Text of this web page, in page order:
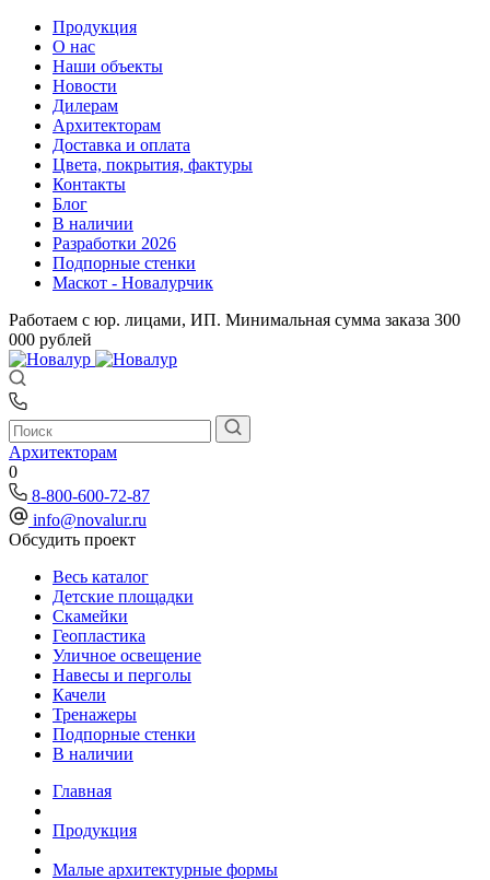
Продукция
О нас
Наши объекты
Новости
Дилерам
Архитекторам
Доставка и оплата
Цвета, покрытия, фактуры
Контакты
Блог
В наличии
Разработки 2026
Подпорные стенки
Маскот - Новалурчик
Работаем с юр. лицами, ИП. Минимальная сумма заказа 300
000 рублей
Архитекторам
0
8-800-600-72-87
info@novalur.ru
Обсудить проект
Весь каталог
Детские площадки
Скамейки
Геопластика
Уличное освещение
Навесы и перголы
Качели
Тренажеры
Подпорные стенки
В наличии
Главная
Продукция
Малые архитектурные формы